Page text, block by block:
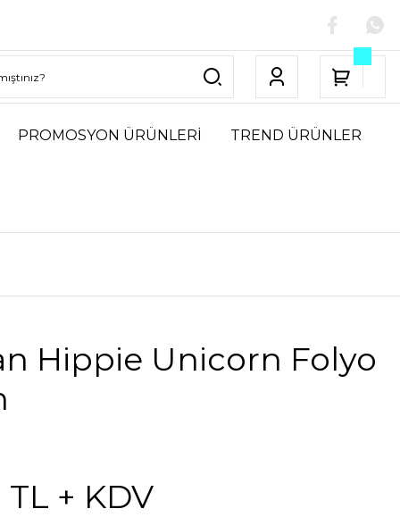
PROMOSYON ÜRÜNLERİ TREND ÜRÜNLER
Hippie Unicorn Folyo
+ KDV